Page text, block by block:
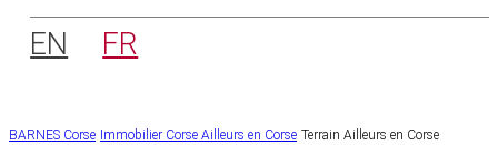
EN FR
BARNES Corse Immobilier Corse Ailleurs en Corse Terrain Ailleurs en Corse